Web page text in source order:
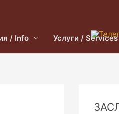
/ Info Услуги / Services